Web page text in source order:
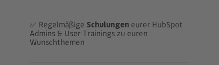
✅ Regelmäßige Schulungen eurer HubSpot
Admins & User Trainings zu euren
Wunschthemen